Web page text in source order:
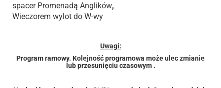
spacer Promenadą Anglików,
Wieczorem wylot do W-wy
Uwagi:
Program ramowy. Kolejność programowa może ulec zmianie
lub przesunięciu czasowym .